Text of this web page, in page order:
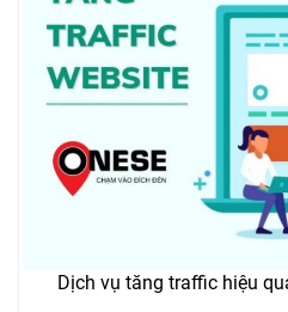
Dịch vụ tăng traffic hiệu